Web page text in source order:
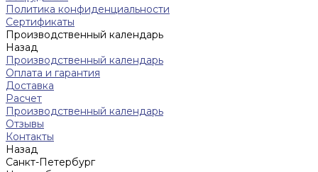
Политика конфиденциальности
Сертификаты
Производственный календарь
Назад
Производственный календарь
Оплата и гарантия
Доставка
Расчет
Производственный календарь
Отзывы
Контакты
Назад
Санкт-Петербург